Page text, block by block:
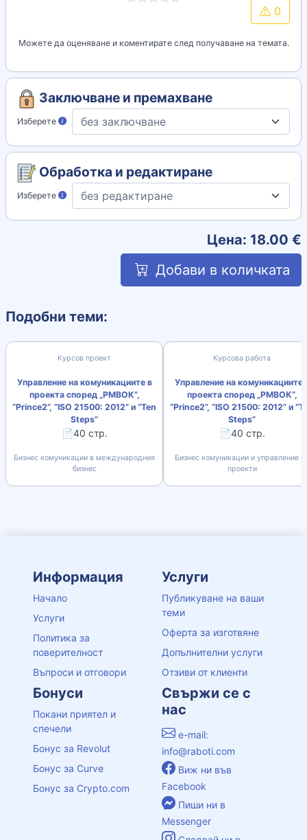
0
Можете да оценяване и коментирате след получаване на темата.
Заключване и премахване
Изберете
Обработка и редактиране
Изберете
Цена: 18.00 €
Добави в количката
Подобни теми:
Курсов проект
Управление на комуникациите в
проекта според „РМВОК“,
“Prince2”, “ISO 21500: 2012” и “Ten
Steps”
📄40 стр.
Бизнес комуникации в международния
бизнес
Курсова работа
Управление на комуникациите
проекта според „РМВОК“,
“Prince2”, “ISO 21500: 2012” и
Steps”
📄40 стр.
Бизнес комуникации и управление
проекти
Информация
Начало
Услуги
Политика за
поверителност
Въпроси и отговори
Услуги
Публикуване на ваши
теми
Оферта за изготвяне
Допълнителни услуги
Отзиви от клиенти
Бонуси
Покани приятел и
спечели
Бонус за Revolut
Бонус за Curve
Бонус за Crypto.com
Свържи се с
нас
e-mail:
info@raboti.com
Виж ни във
Facebook
Пиши ни в
Messenger